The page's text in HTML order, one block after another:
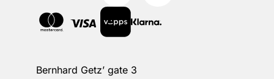
Bernhard Getz’ gate 3